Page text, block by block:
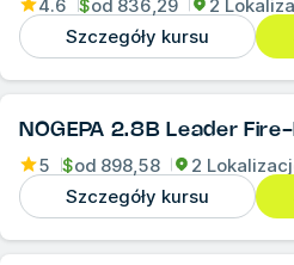
4.6 $od 836,29
2
Szczegóły kursu
NOGEPA 2.8B Leader
5 $od 898,58
2
Szczegóły kursu